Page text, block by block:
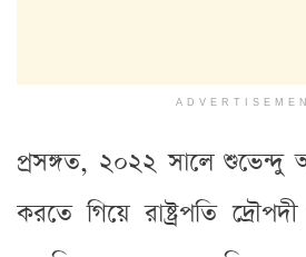
প্রসঙ্গত, ২০২২ সালে শুভেন্দু
করতে গিয়ে রাষ্ট্রপতি